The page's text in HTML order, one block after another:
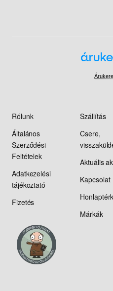
Rólunk
Általános
Szerződési
Feltételek
Adatkezelési
tájékoztató
Fizetés
Szállítás
Csere,
Aktuális
Kapcsolat
Márkák